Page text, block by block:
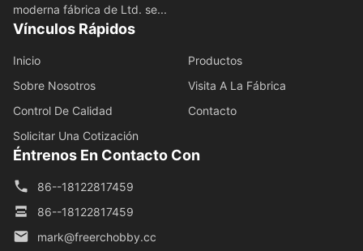
moderna fábrica de Ltd. se...
Vínculos Rápidos
Inicio
Productos
Sobre Nosotros
Visita A La Fábrica
Control De Calidad
Contacto
Solicitar Una Cotización
Éntrenos En Contacto Con
86--18122817459
86--18122817459
mark@freerchobby.cc